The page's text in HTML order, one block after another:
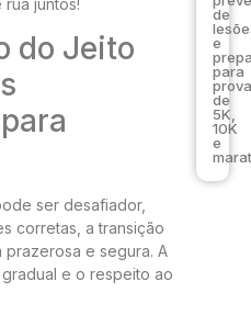
juntos!
do Jeito
ser desafiador,
corretas, a transição
e segura. A
e o respeito ao
de
e
para
de
5K,
10K
e